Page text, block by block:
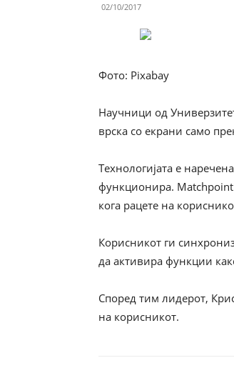
02/10/2017
Фото: Pixabay
Научници од
врска со екрани само
Технологијата е
функционира.
кога рацете на
Корисникот ги
да активира функции
Според тим лидерот,
на корисникот.